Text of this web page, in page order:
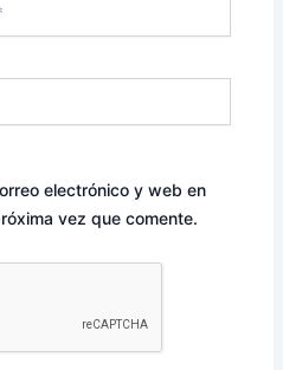
electrónico y web en
vez que comente.